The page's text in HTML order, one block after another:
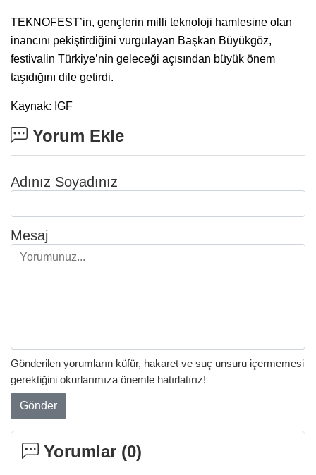
TEKNOFEST’in, gençlerin milli teknoloji hamlesine olan
inancını pekiştirdiğini vurgulayan Başkan Büyükgöz,
festivalin Türkiye’nin geleceği açısından büyük önem
taşıdığını dile getirdi.
Kaynak: IGF
Yorum Ekle
Adınız Soyadınız
Mesaj
Gönderilen yorumların küfür, hakaret ve suç unsuru içermemesi
gerektiğini okurlarımıza önemle hatırlatırız!
Gönder
Yorumlar (0)